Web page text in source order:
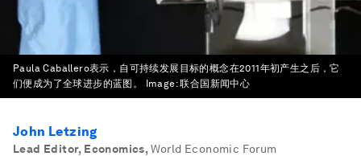
Paula Caballero表示，自可持续发展目标的概念在2011年初产生之后，它
们便成为了全球进步的蓝图。
Image:联合国新闻中心
John Letzing
Lead Editor, Economics, World Economic Forum